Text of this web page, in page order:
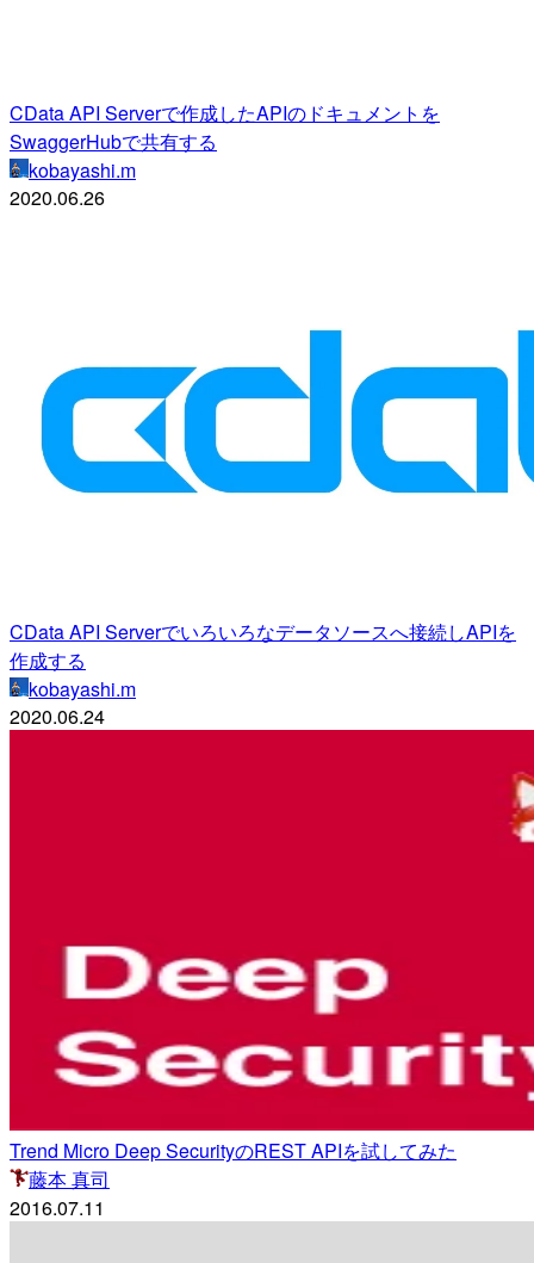
CData API Serverで作成したAPIのドキュメントを
SwaggerHubで共有する
kobayashi.m
2020.06.26
CData API Serverでいろいろなデータソースへ接続しAPIを
作成する
kobayashi.m
2020.06.24
Trend Micro Deep SecurityのREST APIを試してみた
藤本 真司
2016.07.11